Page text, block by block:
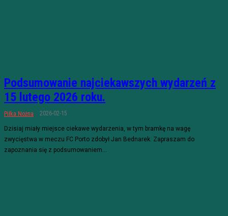
Podsumowanie najciekawszych wydarzeń z
15 lutego 2026 roku.
Piłka Nożna 2026-02-15
Dzisiaj miały miejsce ciekawe wydarzenia, w tym bramkę na wagę
zwycięstwa w meczu FC Porto zdobył Jan Bednarek. Zapraszam do
zapoznania się z podsumowaniem...